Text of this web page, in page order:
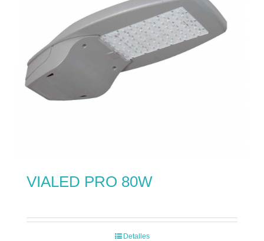
VIALED PRO 80W
Detalles